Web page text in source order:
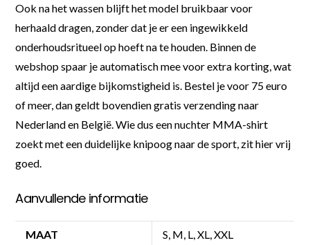
Ook na het wassen blijft het model bruikbaar voor
herhaald dragen, zonder dat je er een ingewikkeld
onderhoudsritueel op hoeft na te houden. Binnen de
webshop spaar je automatisch mee voor extra korting, wat
altijd een aardige bijkomstigheid is. Bestel je voor 75 euro
of meer, dan geldt bovendien gratis verzending naar
Nederland en België. Wie dus een nuchter MMA-shirt
zoekt met een duidelijke knipoog naar de sport, zit hier vrij
goed.
Aanvullende informatie
MAAT S, M, L, XL, XXL